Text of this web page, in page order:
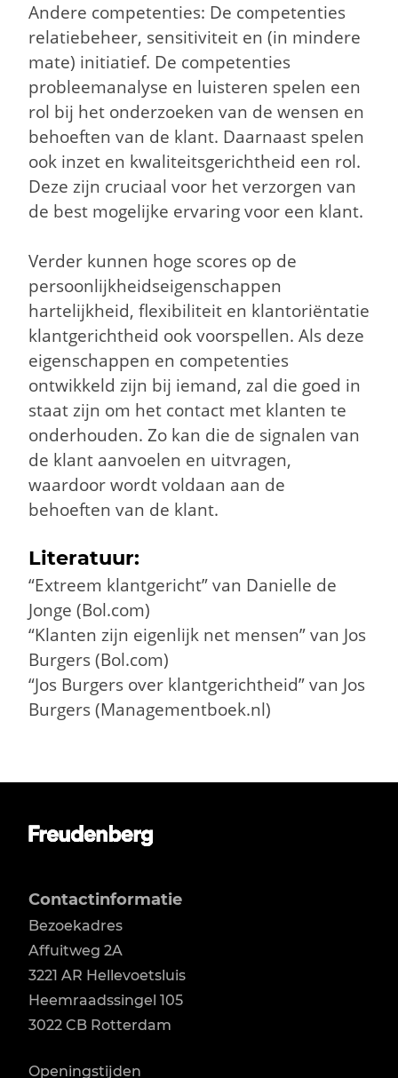
Andere competenties: De competenties
relatiebeheer, sensitiviteit en (in mindere
mate) initiatief. De competenties
probleemanalyse en luisteren spelen een
rol bij het onderzoeken van de wensen en
behoeften van de klant. Daarnaast spelen
ook inzet en kwaliteitsgerichtheid een rol.
Deze zijn cruciaal voor het verzorgen van
de best mogelijke ervaring voor een klant.
Verder kunnen hoge scores op de
persoonlijkheidseigenschappen
hartelijkheid, flexibiliteit en klantoriëntatie
klantgerichtheid ook voorspellen. Als deze
eigenschappen en competenties
ontwikkeld zijn bij iemand, zal die goed in
staat zijn om het contact met klanten te
onderhouden. Zo kan die de signalen van
de klant aanvoelen en uitvragen,
waardoor wordt voldaan aan de
behoeften van de klant.
Literatuur:
“Extreem klantgericht” van Danielle de
Jonge (Bol.com)
“Klanten zijn eigenlijk net mensen” van Jos
Burgers (Bol.com)
“Jos Burgers over klantgerichtheid” van Jos
Burgers (Managementboek.nl)
Contactinformatie
Bezoekadres
Affuitweg 2A
3221 AR Hellevoetsluis
Heemraadssingel 105
3022 CB Rotterdam
Openingstijden